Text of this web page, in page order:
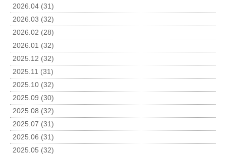
2026.04 (31)
2026.03 (32)
2026.02 (28)
2026.01 (32)
2025.12 (32)
2025.11 (31)
2025.10 (32)
2025.09 (30)
2025.08 (32)
2025.07 (31)
2025.06 (31)
2025.05 (32)